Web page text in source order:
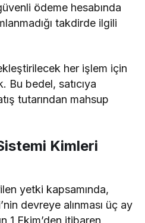
ödeme hesabında
takdirde ilgili
her işlem için
Bu bedel, satıcıya
tutarından mahsup
Kimleri
yetki kapsamında,
devreye alınması üç ay
1 Ekim’den itibaren